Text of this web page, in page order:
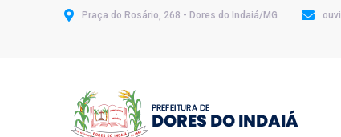
Praça do Rosário, 268 - Dores do Indaiá/MG